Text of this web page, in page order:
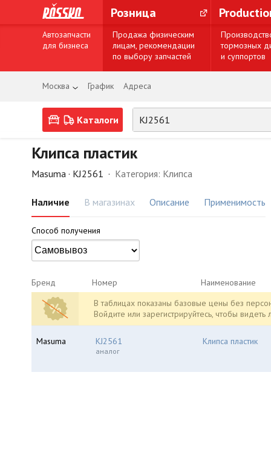
Розница
Автозапчасти
для бизнеса
Продажа физическим
лицам, рекомендации
по выбору запчастей
тормозных
и суппортов
Москва График Адреса
Каталоги
Клипса пластик
Masuma · KJ2561 · Категория: Клипса
Наличие В магазинах Описание Применимость
Способ получения
Бренд Номер
Наименование
В таблицах показаны базовые цены без
Войдите или зарегистрируйтесь, чтобы
Masuma KJ2561
аналог
Клипса пластик